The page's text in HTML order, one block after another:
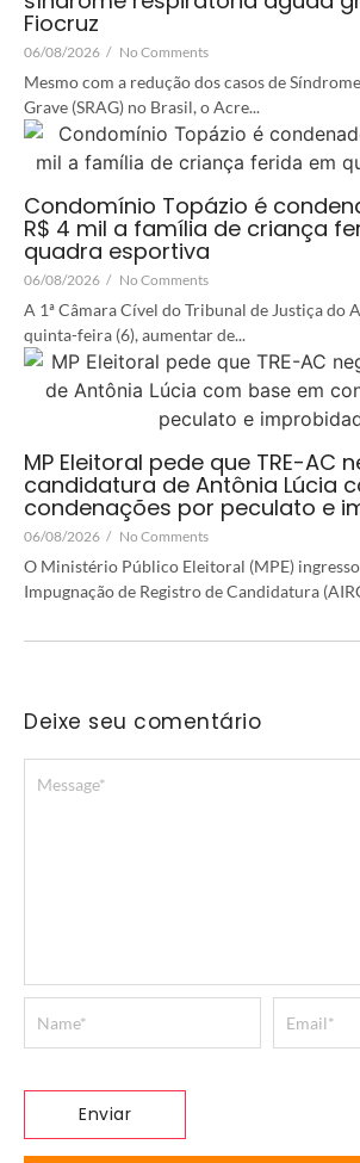
Fiocruz
06/08/2026 / No Comments
Mesmo com a redução dos casos de
Grave (SRAG) no Brasil, o Acre...
Condomínio Topázio é
R$ 4 mil a família de criança
quadra esportiva
06/08/2026 / No Comments
A 1ª Câmara Cível do Tribunal de Justiça do
quinta-feira (6), aumentar de...
MP Eleitoral pede que TRE-AC
candidatura de Antônia Lúcia
condenações por peculato e
06/08/2026 / No Comments
O Ministério Público Eleitoral (MPE)
Impugnação de Registro de Candidatura
Deixe seu comentário